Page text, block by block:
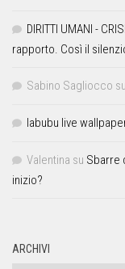
DIRITTI UMANI -
rapporto. Così il
Sabino Sagliocco su
labubu live
Valentina su Sbarre
inizio?
ARCHIVI